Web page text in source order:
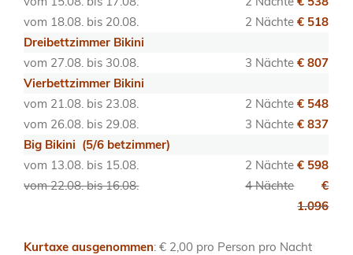
vom 18.08. bis 20.08.
2 Nächte € 518
Dreibettzimmer Bikini
vom 27.08. bis 30.08.
3 Nächte € 807
Vierbettzimmer Bikini
vom 21.08. bis 23.08.
2 Nächte € 548
vom 26.08. bis 29.08.
3 Nächte € 837
Big Bikini (5/6 betzimmer)
vom 13.08. bis 15.08.
2 Nächte € 598
vom 22.08. bis 16.08.
4 Nächte
€
1.096
Kurtaxe ausgenommen: € 2,00 pro Person pro Nacht